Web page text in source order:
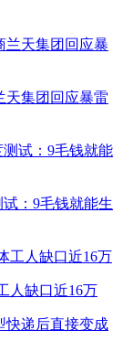
天集团回应暴雷
试：9毛钱就能生
人缺口近16万